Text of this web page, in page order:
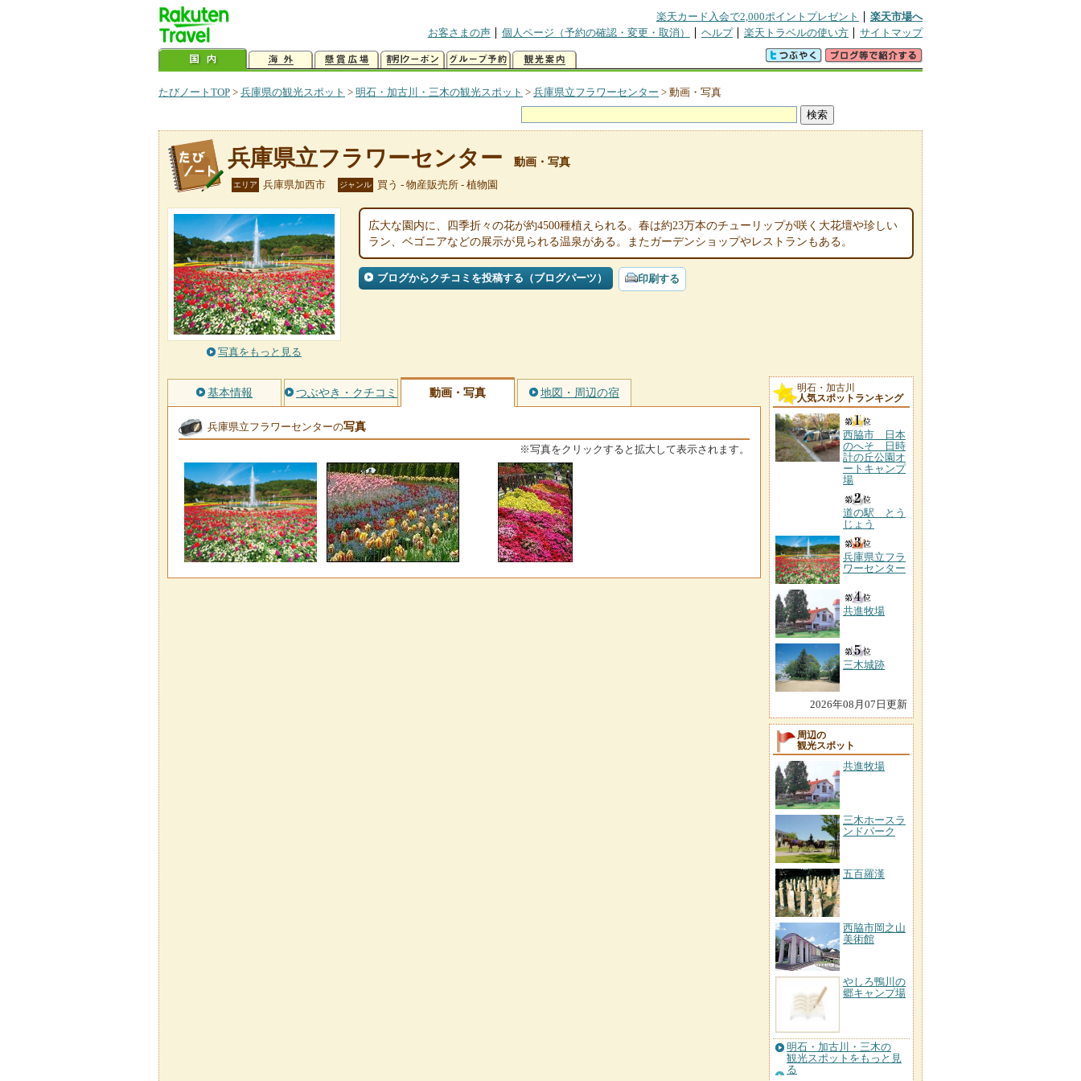
楽天カード入会で2,000ポイントプレゼント
楽天市場へ
お客さまの声
個人ページ（予約の確認・変更・取消） ヘルプ 楽天トラベルの使い方 サイトマップ
たびノートTOP > 兵庫県の観光スポット > 明石・加古川・三木の観光スポット > 兵庫県立フラワーセンター > 動画・写真
兵庫県立フラワーセンター 動画・写真
エリア 兵庫県加西市 ジャンル 買う - 物産販売所 - 植物園
写真をもっと見る
広大な園内に、四季折々の花が約4500種植えられる。春は約23万本のチューリップが咲く大花壇や珍しい
ラン、ベゴニアなどの展示が見られる温泉がある。またガーデンショップやレストランもある。
ブログからクチコミを投稿する（ブログパーツ） 印刷する
基本情報 つぶやき・クチコミ 動画・写真 地図・周辺の宿
兵庫県立フラワーセンターの写真
※写真をクリックすると拡大して表示されます。
明石・加古川
人気スポットランキング
西脇市 日本
のへそ 日時
計の丘公園オ
ートキャンプ
場
道の駅 とう
じょう
兵庫県立フラ
ワーセンター
共進牧場
三木城跡
2026年08月07日更新
周辺の
観光スポット
共進牧場
三木ホースラ
ンドパーク
五百羅漢
西脇市岡之山
美術館
やしろ鴨川の
郷キャンプ場
明石・加古川・三木の
観光スポットをもっと見
る